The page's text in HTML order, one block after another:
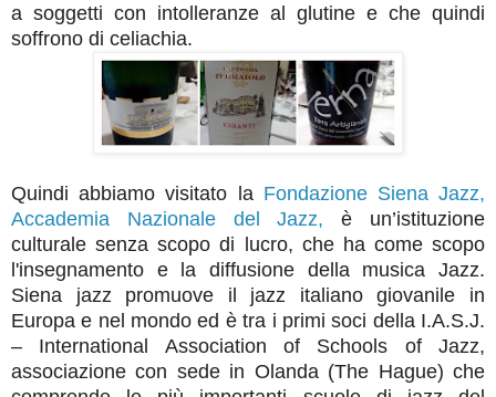
a soggetti con intolleranze al glutine e che quindi
soffrono di celiachia.
Quindi abbiamo visitato la Fondazione Siena Jazz,
Accademia Nazionale del Jazz, è un’istituzione
culturale senza scopo di lucro, che ha come scopo
l'insegnamento e la diffusione della musica Jazz.
Siena jazz promuove il jazz italiano giovanile in
Europa e nel mondo ed è tra i primi soci della I.A.S.J.
– International Association of Schools of Jazz,
associazione con sede in Olanda (The Hague) che